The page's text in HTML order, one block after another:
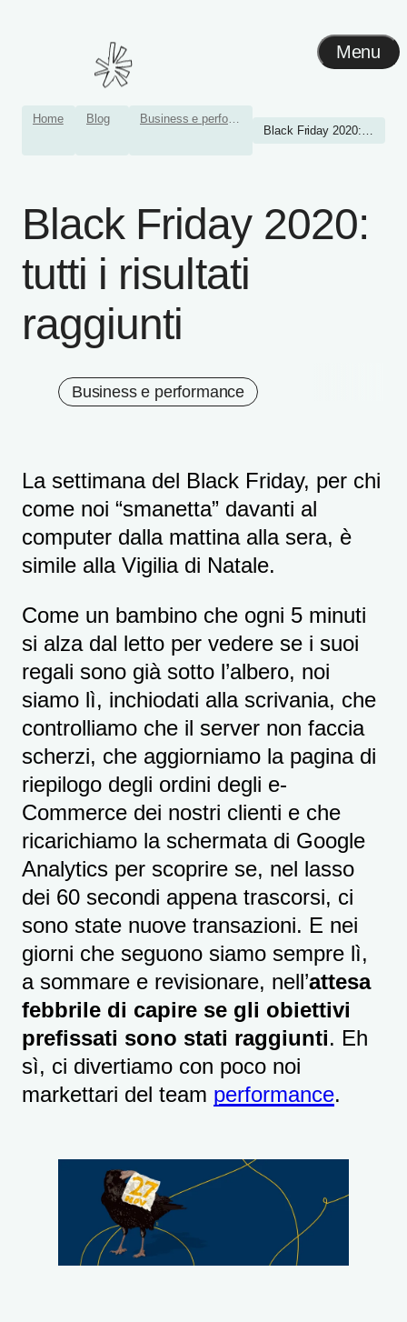
Menu
Home Blog
Business e performance
Black Friday 2020: tutti i...
Black Friday 2020:
tutti i risultati
raggiunti
Business e performance
La settimana del Black Friday, per chi
come noi “smanetta” davanti al
computer dalla mattina alla sera, è
simile alla Vigilia di Natale.
Come un bambino che ogni 5 minuti
si alza dal letto per vedere se i suoi
regali sono già sotto l’albero, noi
siamo lì, inchiodati alla scrivania, che
controlliamo che il server non faccia
scherzi, che aggiorniamo la pagina di
riepilogo degli ordini degli e-
Commerce dei nostri clienti e che
ricarichiamo la schermata di Google
Analytics per scoprire se, nel lasso
dei 60 secondi appena trascorsi, ci
sono state nuove transazioni. E nei
giorni che seguono siamo sempre lì,
a sommare e revisionare, nell’attesa
febbrile di capire se gli obiettivi
prefissati sono stati raggiunti. Eh
sì, ci divertiamo con poco noi
markettari del team performance.